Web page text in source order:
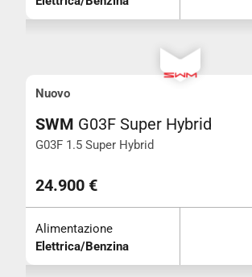
Nuovo
SWM G03F Super Hybrid
G03F 1.5 Super Hybrid
24.900 €
Alimentazione
Elettrica/Benzina